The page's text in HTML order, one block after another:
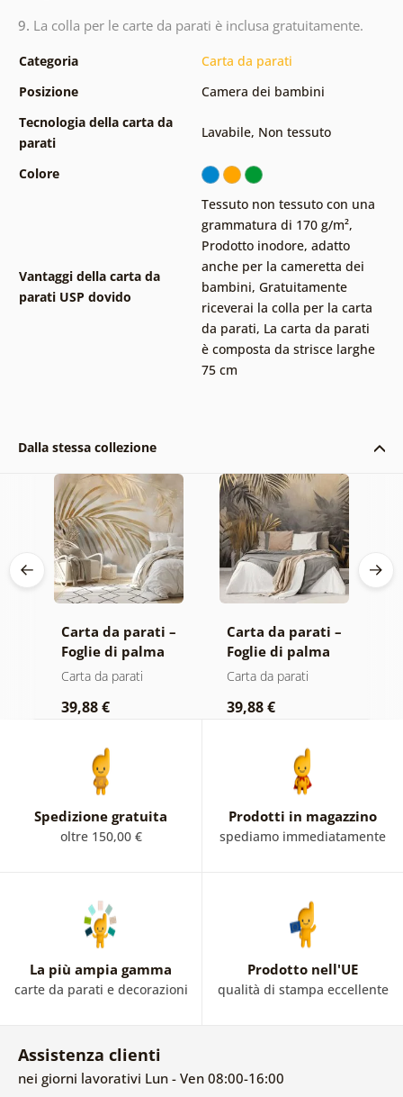
9. La colla per le carte da parati è inclusa gratuitamente.
Categoria
Carta da parati
Posizione
Camera dei bambini
Tecnologia della carta da
parati
Lavabile, Non tessuto
Colore
Vantaggi della carta da
parati USP dovido
Tessuto non tessuto con una
grammatura di 170 g/m²,
Prodotto inodore, adatto
anche per la cameretta dei
bambini, Gratuitamente
riceverai la colla per la carta
da parati, La carta da parati
è composta da strisce larghe
75 cm
Dalla stessa collezione
Carta da parati –
Foglie di palma
dorate su sfondo
Carta da parati
39,88 €
Carta da parati –
Foglie di palma
nella giungla
Carta da parati
39,88 €
Spedizione gratuita
oltre 150,00 €
Prodotti in magazzino
spediamo immediatamente
La più ampia gamma
carte da parati e decorazioni
Prodotto nell'UE
qualità di stampa eccellente
Assistenza clienti
nei giorni lavorativi Lun - Ven 08:00-16:00